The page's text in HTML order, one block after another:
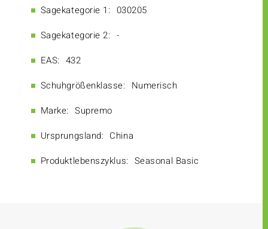
Sagekategorie 1: 030205
Sagekategorie 2: -
EAS: 432
Schuhgrößenklasse: Numerisch
Marke: Supremo
Ursprungsland: China
Produktlebenszyklus: Seasonal Basic